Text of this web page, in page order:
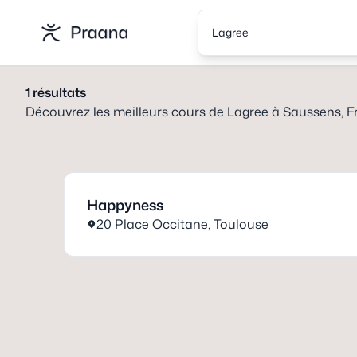
Lagree
1résultats
Découvrez les meilleurs cours de Lagree à Saussens,
Happyness
20 Place Occitane,Toulouse